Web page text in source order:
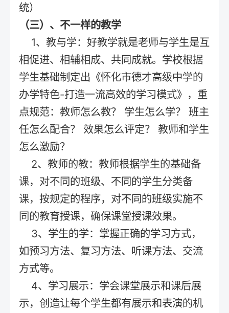
统）
（三）、不一样的教学
1、教与学：好教学就是老师与学生是互
相促进、相辅相成、共同成就。学校根据
学生基础制定出《怀化市德才高级中学的
办学特色-打造一流高效的学习模式》，重
点规范：教师怎么教？ 学生怎么学？ 班主
任怎么配合？ 效果怎么评定？ 教师和学生
怎么激励？
2、教师的教：教师根据学生的基础备
课，对不同的班级、不同的学生分类备
课，按规定的程序，对不同的班级实施不
同的教育授课，确保课堂授课效果。
3、学生的学：掌握正确的学习方式，
如预习方法、复习方法、听课方法、交流
方式等。
4、学习展示：学会课堂展示和课后展
示，创造让每个学生都有展示和表演的机